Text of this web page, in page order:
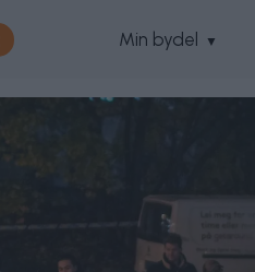
Min bydel